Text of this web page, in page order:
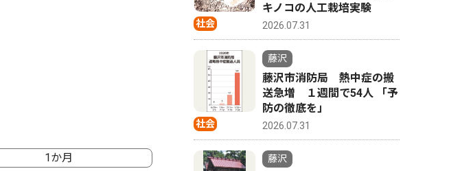
1か月
社会
キノコの人工栽培実験
2026.07.31
社会
藤沢
藤沢市消防局 熱中症の搬
送急増 １週間で54人 「予
防の徹底を」
2026.07.31
藤沢